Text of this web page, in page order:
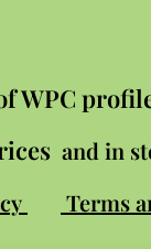
WPC
and in
Terms